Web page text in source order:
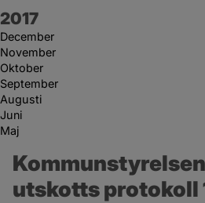
År:
2017
December
November
Oktober
September
Augusti
Juni
Maj
utskotts protokoll